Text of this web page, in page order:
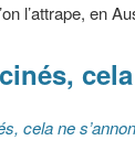
l’attrape, en
cela ne